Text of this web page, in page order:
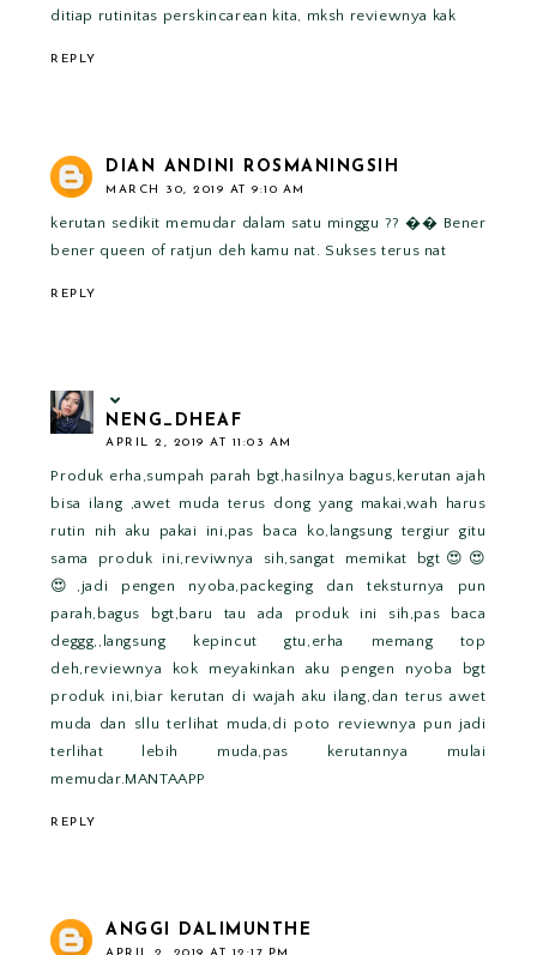
ditiap rutinitas perskincarean kita, mksh reviewnya kak
REPLY
DIAN ANDINI ROSMANINGSIH
MARCH 30, 2019 AT 9:10 AM
kerutan sedikit memudar dalam satu minggu ?? �� Bener
bener queen of ratjun deh kamu nat. Sukses terus nat
REPLY
NENG_DHEAF
APRIL 2, 2019 AT 11:03 AM
Produk erha,sumpah parah bgt,hasilnya bagus,kerutan ajah
bisa ilang ,awet muda terus dong yang makai,wah harus
rutin nih aku pakai ini,pas baca ko,langsung tergiur gitu
sama produk ini,reviwnya sih,sangat memikat bgt😍😍
😍,jadi pengen nyoba,packeging dan teksturnya pun
parah,bagus bgt,baru tau ada produk ini sih,pas baca
deggg,,langsung kepincut gtu,erha memang top
deh,reviewnya kok meyakinkan aku pengen nyoba bgt
produk ini,biar kerutan di wajah aku ilang,dan terus awet
muda dan sllu terlihat muda,di poto reviewnya pun jadi
terlihat lebih muda,pas kerutannya mulai
memudar.MANTAAPP
REPLY
ANGGI DALIMUNTHE